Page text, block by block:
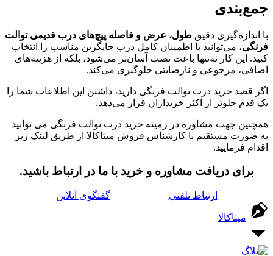
جمع‌بندی
با اندازه‌گیری دقیق طول، عرض و فاصله پیچ‌های درب قدیمی توالت
فرنگی، می‌توانید با اطمینان کامل درب جایگزین مناسب را انتخاب
کنید. این کار نه‌تنها باعث نصب آسان‌تر می‌شود، بلکه از هزینه‌های
اضافی، مرجوعی و نارضایتی جلوگیری می‌کند.
اگر قصد خرید درب توالت فرنگی دارید، داشتن این اطلاعات شما را
یک قدم جلوتر از اکثر خریداران قرار می‌دهد.
همچنین جهت مشاوره در زمینه خرید درب توالت فرنگی می توانید
به صورت مستقیم با کارشناس فروش میتاکالا از طریق لینک زیر
اقدام فرمایید.
برای دریافت مشاوره و خرید با ما در ارتباط باشید.
ارتباط تلفنی گفتگوی آنلاین
میتاکالا